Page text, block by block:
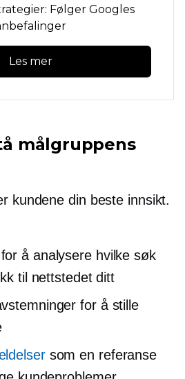
Følger Googles
Les mer
målgruppens
kundene din beste innsikt.
å analysere hvilke søk
til nettstedet ditt
for å stille
som en referanse